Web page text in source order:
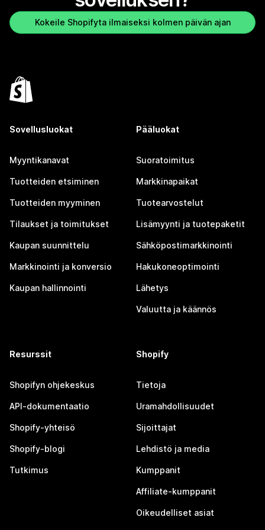
Kokeile Shopifyta ilmaiseksi kolmen päivän ajan
Sovellusluokat
Myyntikanavat
Tuotteiden etsiminen
Tuotteiden myyminen
Tilaukset ja toimitukset
Kaupan suunnittelu
Markkinointi ja konversio
Kaupan hallinnointi
Pääluokat
Suoratoimitus
Markkinapaikat
Tuotearvostelut
Lisämyynti ja tuotepaketit
Sähköpostimarkkinointi
Hakukoneoptimointi
Lähetys
Valuutta ja käännös
Resurssit
Shopifyn ohjekeskus
API-dokumentaatio
Shopify-yhteisö
Shopify-blogi
Tutkimus
Shopify
Tietoja
Uramahdollisuudet
Sijoittajat
Lehdistö ja media
Kumppanit
Affiliate-kumppanit
Oikeudelliset asiat